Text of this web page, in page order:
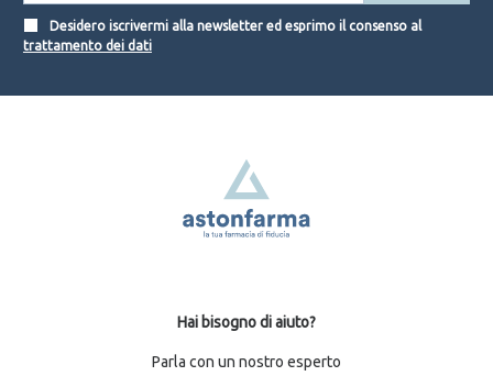
Desidero iscrivermi alla newsletter ed esprimo il consenso al
trattamento dei dati
Hai bisogno di aiuto?
Parla con un nostro esperto